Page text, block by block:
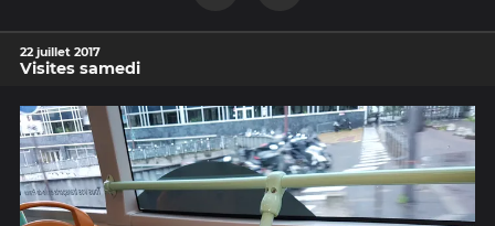
22 juillet 2017
Visites samedi